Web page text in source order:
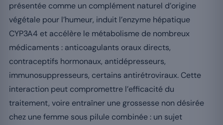
présentée comme un complément naturel d’origine
végétale pour l’humeur, induit l’enzyme hépatique
CYP3A4 et accélère le métabolisme de nombreux
médicaments : anticoagulants oraux directs,
contraceptifs hormonaux, antidépresseurs,
immunosuppresseurs, certains antirétroviraux. Cette
interaction peut compromettre l’efficacité du
traitement, voire entraîner une grossesse non désirée
chez une femme sous pilule combinée : un sujet